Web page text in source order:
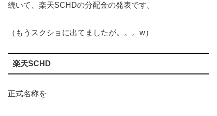
続いて、楽天SCHDの分配金の発表です。
（もうスクショに出てましたが。。。w）
楽天SCHD
正式名称を